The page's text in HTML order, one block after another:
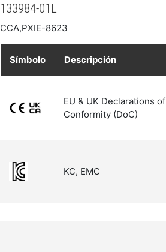
133984-01L
CCA,PXIE-8623
Símbolo Descripción
EU & UK Declarations of
Conformity (DoC)
KC, EMC